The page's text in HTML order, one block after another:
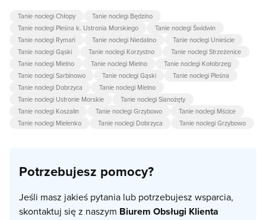
Tanie noclegi Chłopy
Tanie noclegi Będzino
Tanie noclegi Pleśna k. Ustronia Morskiego
Tanie noclegi Świdwin
Tanie noclegi Rymań
Tanie noclegi Niedalino
Tanie noclegi Unieście
Tanie noclegi Gąski
Tanie noclegi Korzystno
Tanie noclegi Strzeżenice
Tanie noclegi Mielno
Tanie noclegi Mielno
Tanie noclegi Kołobrzeg
Tanie noclegi Sarbinowo
Tanie noclegi Gąski
Tanie noclegi Pleśna
Tanie noclegi Dobrzyca
Tanie noclegi Mielno
Tanie noclegi Ustronie Morskie
Tanie noclegi Sianożęty
Tanie noclegi Koszalin
Tanie noclegi Grzybowo
Tanie noclegi Mścice
Tanie noclegi Mielenko
Tanie noclegi Dobrzyca Tanie noclegi Grzybowo
Potrzebujesz pomocy?
Jeśli masz jakieś pytania lub potrzebujesz wsparcia,
skontaktuj się z naszym Biurem Obsługi Klienta